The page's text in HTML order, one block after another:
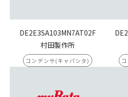
DE2E3SA103MN7AT02F
村田製作所
コンデンサ(キャパシタ)